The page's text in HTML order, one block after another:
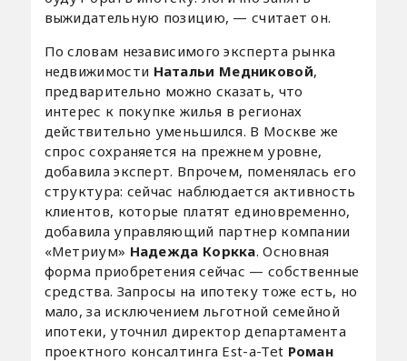
выжидательную позицию, — считает он.
По словам независимого эксперта рынка
недвижимости Натальи Медниковой,
предварительно можно сказать, что
интерес к покупке жилья в регионах
действительно уменьшился. В Москве же
спрос сохраняется на прежнем уровне,
добавила эксперт. Впрочем, поменялась его
структура: сейчас наблюдается активность
клиентов, которые платят единовременно,
добавила управляющий партнер компании
«Метриум» Надежда Коркка. Основная
форма приобретения сейчас — собственные
средства. Запросы на ипотеку тоже есть, но
мало, за исключением льготной семейной
ипотеки, уточнил директор департамента
проектного консалтинга Est-a-Tet Роман